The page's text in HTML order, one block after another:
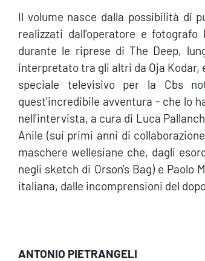
Il volume nasce dalla possibilità di
realizzati dall'operatore e
durante le riprese di The Deep,
interpretato tra gli altri da Oja Kodar,
speciale televisivo per la Cbs
quest'incredibile avventura - che lo
nell'intervista, a cura di Luca
Anile (sui primi anni di
maschere wellesiane che, dagli
negli sketch di Orson's Bag) e
italiana, dalle incomprensioni del
ANTONIO PIETRANGELI